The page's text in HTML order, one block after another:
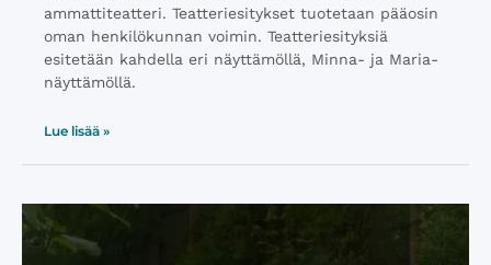
ammattiteatteri. Teatteriesitykset tuotetaan pääosin
oman henkilökunnan voimin. Teatteriesityksiä
esitetään kahdella eri näyttämöllä, Minna- ja Maria-
näyttämöllä.
Lue lisää »